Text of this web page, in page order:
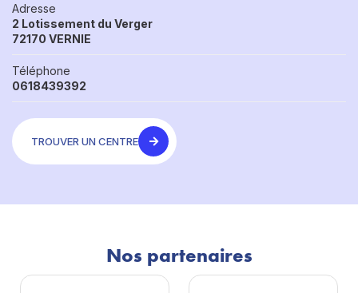
Adresse
2 Lotissement du Verger
72170 VERNIE
Téléphone
0618439392
TROUVER UN CENTRE
Nos partenaires